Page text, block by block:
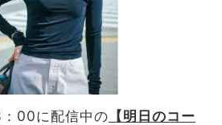
00に配信中の 【明日のコー